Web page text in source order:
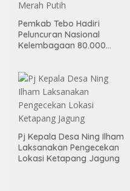
Pemkab Tebo Hadiri
Peluncuran Nasional
Kelembagaan 80.000
Pj Kepala Desa Ning Ilham
Laksanakan Pengecekan
Lokasi Ketapang Jagung